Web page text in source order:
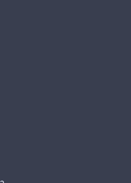
kaart die je bij je
op pad gaat, je
afgesloten. Laat
je je vakantieverblijf
uur te vertrekken).